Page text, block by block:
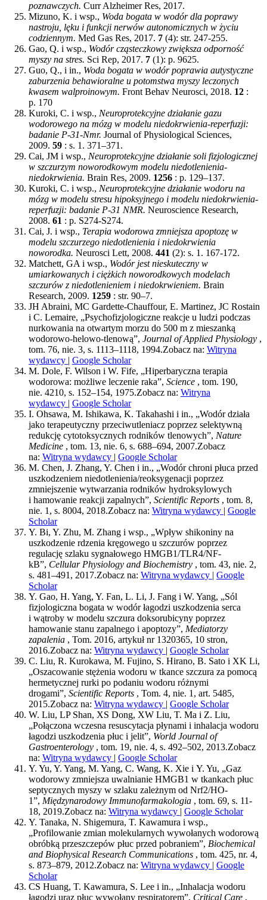
poznawczych. Curr Alzheimer Res, 2017.
Mizuno, K. i wsp., Woda bogata w wodór dla poprawy
nastroju, lęku i funkcji nerwów autonomicznych w życiu
codziennym. Med Gas Res, 2017. 7 (4): str. 247-255.
Gao, Q. i wsp., Wodór cząsteczkowy zwiększa odporność
myszy na stres. Sci Rep, 2017. 7 (1): p. 9625.
Guo, Q., i in., Woda bogata w wodór poprawia autystyczne
zaburzenia behawioralne u potomstwa myszy leczonych
kwasem walproinowym. Front Behav Neurosci, 2018. 12 :
p. 170
Kuroki, C. i wsp., Neuroprotekcyjne działanie gazu
wodorowego na mózg w modelu niedokrwienia-reperfuzji:
badanie P-31-Nmr. Journal of Physiological Sciences,
2009. 59 : s. 1. 371–371.
Cai, JM i wsp., Neuroprotekcyjne działanie soli fizjologicznej
w szczurzym noworodkowym modelu niedotlenienia-
niedokrwienia. Brain Res, 2009. 1256 : p. 129–137.
Kuroki, C. i wsp., Neuroprotekcyjne działanie wodoru na
mózg w modelu stresu hipoksyjnego i modelu niedokrwienia-
reperfuzji: badanie P-31 NMR. Neuroscience Research,
2008. 61 : p. S274-S274.
Cai, J. i wsp., Terapia wodorowa zmniejsza apoptozę w
modelu szczurzego niedotlenienia i niedokrwienia
noworodka. Neurosci Lett, 2008. 441 (2): s. 1. 167-172.
Matchett, GA i wsp., Wodór jest nieskuteczny w
umiarkowanych i ciężkich noworodkowych modelach
szczurów z niedotlenieniem i niedokrwieniem. Brain
Research, 2009. 1259 : str. 90–7.
JH Abraini, MC Gardette-Chauffour, E. Martinez, JC Rostain
i C. Lemaire, „Psychofizjologiczne reakcje u ludzi podczas
nurkowania na otwartym morzu do 500 m z mieszanką
wodorowo-helowo-tlenową”, Journal of Applied Physiology ,
tom. 76, nie. 3, s. 1113–1118, 1994.Zobacz na: Witryna
wydawcy | Google Scholar
M. Dole, F. Wilson i W. Fife, „Hiperbaryczna terapia
wodorowa: możliwe leczenie raka”, Science , tom. 190,
nie. 4210, s. 152–154, 1975.Zobacz na: Witryna
wydawcy | Google Scholar
I. Ohsawa, M. Ishikawa, K. Takahashi i in., „Wodór działa
jako terapeutyczny przeciwutleniacz poprzez selektywną
redukcję cytotoksycznych rodników tlenowych”, Nature
Medicine , tom. 13, nie. 6, s. 688–694, 2007.Zobacz
na: Witryna wydawcy | Google Scholar
M. Chen, J. Zhang, Y. Chen i in., „Wodór chroni płuca przed
uszkodzeniem niedotlenienia/reoksygenacji poprzez
zmniejszenie wytwarzania rodników hydroksylowych
i hamowanie reakcji zapalnych”, Scientific Reports , tom. 8,
nie. 1, s. 8004, 2018.Zobacz na: Witryna wydawcy | Google
Scholar
Y. Bi, Y. Zhu, M. Zhang i wsp., „Wpływ shikoniny na
uszkodzenie rdzenia kręgowego u szczurów poprzez
regulację szlaku sygnałowego HMGB1/TLR4/NF-
kB”, Cellular Physiology and Biochemistry , tom. 43, nie. 2,
s. 481–491, 2017.Zobacz na: Witryna wydawcy | Google
Scholar
Y. Gao, H. Yang, Y. Fan, L. Li, J. Fang i W. Yang, „Sól
fizjologiczna bogata w wodór łagodzi uszkodzenia serca
i wątroby w modelu szczura doksorubicyny poprzez
hamowanie stanu zapalnego i apoptozy”, Mediatorzy
zapalenia , Tom. 2016, artykuł nr 1320365, 10 stron,
2016.Zobacz na: Witryna wydawcy | Google Scholar
C. Liu, R. Kurokawa, M. Fujino, S. Hirano, B. Sato i XK Li,
„Oszacowanie stężenia wodoru w tkance szczura za pomocą
hermetycznej rurki po podaniu wodoru różnymi
drogami”, Scientific Reports , Tom. 4, nie. 1, art. 5485,
2015.Zobacz na: Witryna wydawcy | Google Scholar
W. Liu, LP Shan, XS Dong, XW Liu, T. Ma i Z. Liu,
„Połączona wczesna resuscytacja płynami i inhalacja wodoru
łagodzi uszkodzenia płuc i jelit”, World Journal of
Gastroenterology , tom. 19, nie. 4, s. 492–502, 2013.Zobacz
na: Witryna wydawcy | Google Scholar
Y. Yu, Y. Yang, M. Yang, C. Wang, K. Xie i Y. Yu, „Gaz
wodorowy zmniejsza uwalnianie HMGB1 w tkankach płuc
septycznych myszy w szlaku zależnym od Nrf2/HO-
1”, Międzynarodowy Immunofarmakologia , tom. 69, s. 11-
18, 2019.Zobacz na: Witryna wydawcy | Google Scholar
Y. Tanaka, N. Shigemura, T. Kawamura i wsp.,
„Profilowanie zmian molekularnych wywołanych wodorową
obróbką przeszczepów płuc przed pobraniem”, Biochemical
and Biophysical Research Communications , tom. 425, nr. 4,
s. 873–879, 2012.Zobacz na: Witryna wydawcy | Google
Scholar
CS Huang, T. Kawamura, S. Lee i in., „Inhalacja wodoru
łagodzi uraz płuc wywołany respiratorem”, Critical Care ,